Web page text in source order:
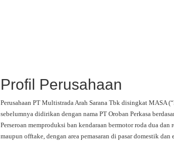
Profil Perusahaan
Perusahaan PT Multistrada Arah Sarana Tbk disingkat MASA
sebelumnya didirikan dengan nama PT Oroban Perkasa
Perseroan memproduksi ban kendaraan bermotor roda dua
maupun offtake, dengan area pemasaran di pasar domestik dan